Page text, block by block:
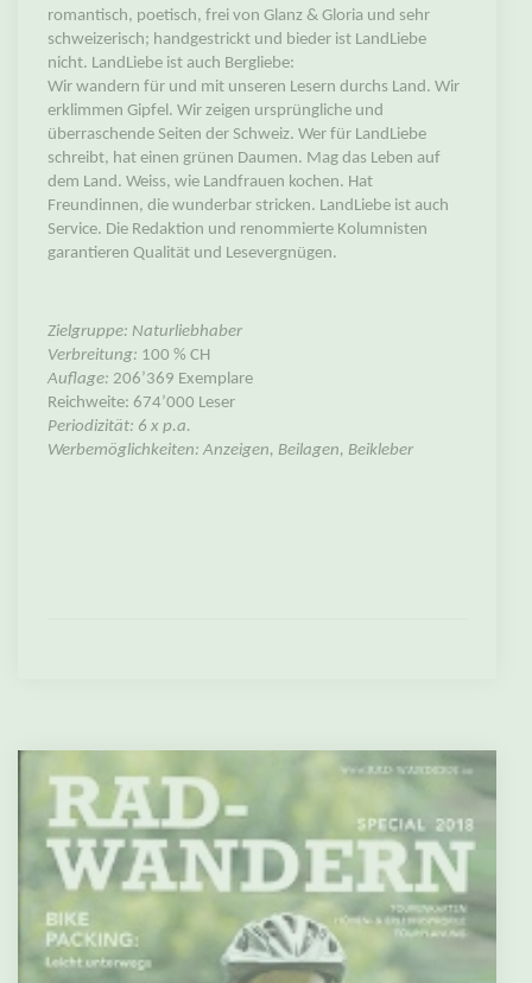
romantisch, poetisch, frei von Glanz & Gloria und sehr
schweizerisch; handgestrickt und bieder ist LandLiebe
nicht. LandLiebe ist auch Bergliebe:
Wir wandern für und mit unseren Lesern durchs Land. Wir
erklimmen Gipfel. Wir zeigen ursprüngliche und
überraschende Seiten der Schweiz. Wer für LandLiebe
schreibt, hat einen grünen Daumen. Mag das Leben auf
dem Land. Weiss, wie Landfrauen kochen. Hat
Freundinnen, die wunderbar stricken. LandLiebe ist auch
Service. Die Redaktion und renommierte Kolumnisten
garantieren Qualität und Lesevergnügen.
Zielgruppe: Naturliebhaber
Verbreitung: 100 % CH
Auflage: 206’369 Exemplare
Reichweite: 674’000 Leser
Periodizität: 6 x p.a.
Werbemöglichkeiten: Anzeigen, Beilagen, Beikleber